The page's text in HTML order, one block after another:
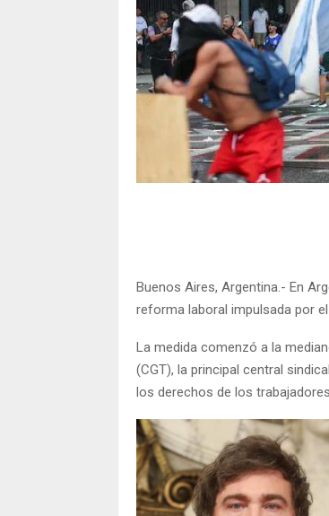
Buenos Aires, Argentina.- En
reforma laboral impulsada por
La medida comenzó a la
(CGT), la principal central
los derechos de los